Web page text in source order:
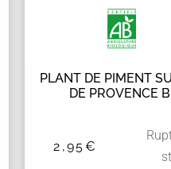
PLANT DE PIMENT
DE PROVENCE
2,95€